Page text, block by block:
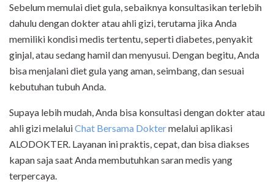
Sebelum memulai diet gula, sebaiknya konsultasikan terlebih
dahulu dengan dokter atau ahli gizi, terutama jika Anda
memiliki kondisi medis tertentu, seperti diabetes, penyakit
ginjal, atau sedang hamil dan menyusui. Dengan begitu, Anda
bisa menjalani diet gula yang aman, seimbang, dan sesuai
kebutuhan tubuh Anda.
Supaya lebih mudah, Anda bisa konsultasi dengan dokter atau
ahli gizi melaluiChat Bersama Doktermelalui aplikasi
ALODOKTER. Layanan ini praktis, cepat, dan bisa diakses
kapan saja saat Anda membutuhkan saran medis yang
terpercaya.